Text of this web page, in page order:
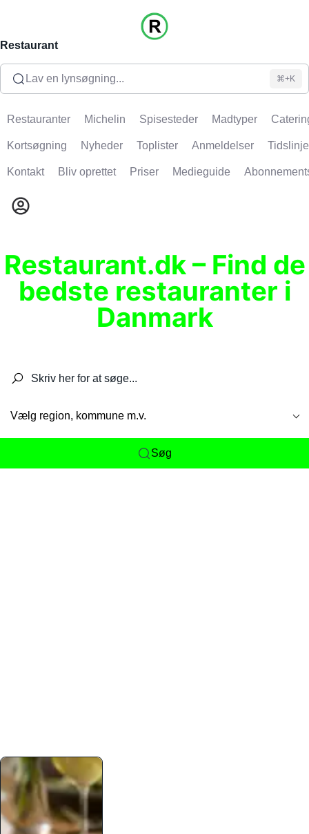
Restaurant
Lav en lynsøgning... ⌘+K
Restauranter Michelin Spisesteder Madtyper
Kortsøgning Nyheder Toplister Anmeldelser Tidslinje
Kontakt Bliv oprettet Priser Medieguide
Restaurant.dk – Find de
bedste restauranter i
Danmark
Vælg region, kommune m.v.
Søg